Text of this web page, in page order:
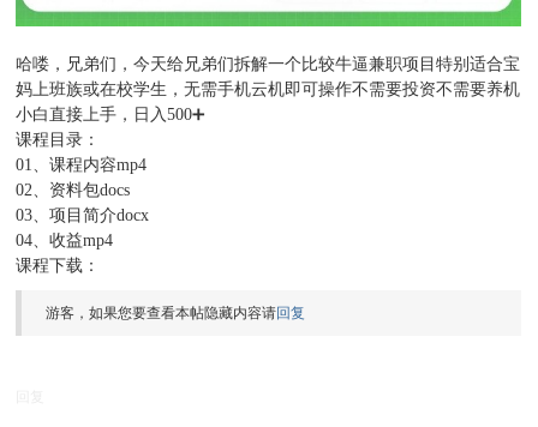
哈喽，兄弟们，今天给兄弟们拆解一个比较牛逼兼职项目特别适合宝
妈上班族或在校学生，无需手机云机即可操作不需要投资不需要养机
小白直接上手，日入500➕
课程目录：
01、课程内容mp4
02、资料包docs
03、项目简介docx
04、收益mp4
课程下载：
游客，如果您要查看本帖隐藏内容请回复